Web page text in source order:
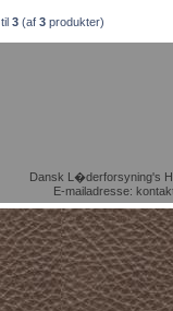
til 3 (af 3 produkter)
Dansk L�derforsyning's
E-mailadresse: